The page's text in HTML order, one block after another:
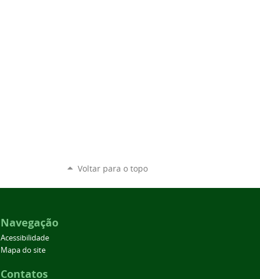
Voltar para o topo
Navegação
Acessibilidade
Mapa do site
Contatos